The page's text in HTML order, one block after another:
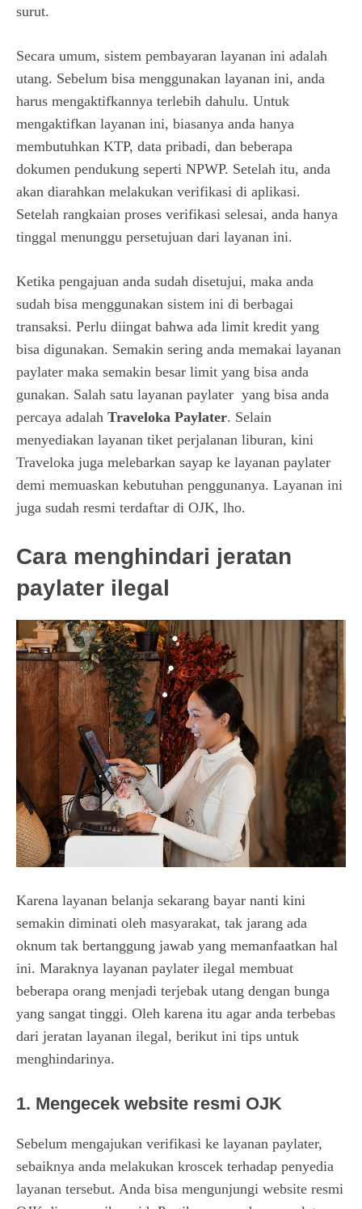
surut.
Secara umum, sistem pembayaran layanan ini adalah
utang. Sebelum bisa menggunakan layanan ini, anda
harus mengaktifkannya terlebih dahulu. Untuk
mengaktifkan layanan ini, biasanya anda hanya
membutuhkan KTP, data pribadi, dan beberapa
dokumen pendukung seperti NPWP. Setelah itu, anda
akan diarahkan melakukan verifikasi di aplikasi.
Setelah rangkaian proses verifikasi selesai, anda hanya
tinggal menunggu persetujuan dari layanan ini.
Ketika pengajuan anda sudah disetujui, maka anda
sudah bisa menggunakan sistem ini di berbagai
transaksi. Perlu diingat bahwa ada limit kredit yang
bisa digunakan. Semakin sering anda memakai layanan
paylater maka semakin besar limit yang bisa anda
gunakan. Salah satu layanan paylater yang bisa anda
percaya adalah Traveloka Paylater. Selain
menyediakan layanan tiket perjalanan liburan, kini
Traveloka juga melebarkan sayap ke layanan paylater
demi memuaskan kebutuhan penggunanya. Layanan ini
juga sudah resmi terdaftar di OJK, lho.
Cara menghindari jeratan
paylater ilegal
Karena layanan belanja sekarang bayar nanti kini
semakin diminati oleh masyarakat, tak jarang ada
oknum tak bertanggung jawab yang memanfaatkan hal
ini. Maraknya layanan paylater ilegal membuat
beberapa orang menjadi terjebak utang dengan bunga
yang sangat tinggi. Oleh karena itu agar anda terbebas
dari jeratan layanan ilegal, berikut ini tips untuk
menghindarinya.
1. Mengecek website resmi OJK
Sebelum mengajukan verifikasi ke layanan paylater,
sebaiknya anda melakukan kroscek terhadap penyedia
layanan tersebut. Anda bisa mengunjungi website resmi